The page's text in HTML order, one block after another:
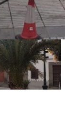
urbain
la ville